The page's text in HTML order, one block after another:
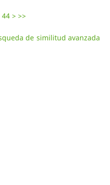
44 > >>
de similitud avanzada